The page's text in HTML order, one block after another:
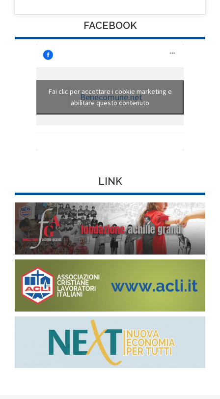
FACEBOOK
Benecomune.net
Fai clic per accettare i cookie marketing e
abilitare questo contenuto
LINK